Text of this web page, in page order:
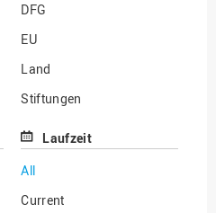
DFG
EU
Land
Stiftungen
Sonstige
Laufzeit
All
Current